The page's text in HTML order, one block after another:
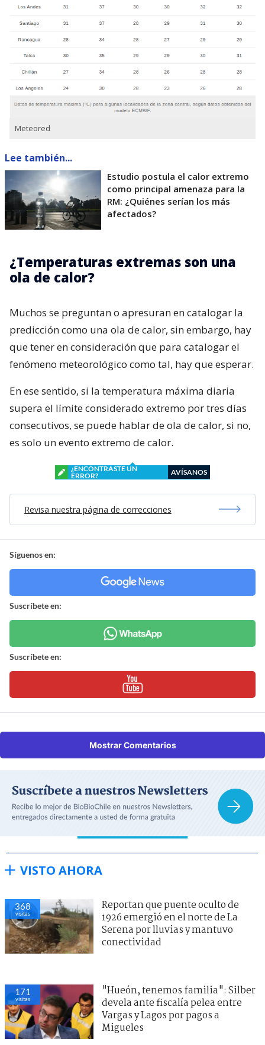
Meteored
Lee también...
Estudio postula el calor extremo
como principal amenaza para la
RM: ¿Quiénes serían los más
afectados?
¿Temperaturas extremas son una
ola de calor?
Muchos se preguntan o apresuran en catalogar la
predicción como una ola de calor, sin embargo, hay
que tener en consideración que para catalogar el
fenómeno meteorológico como tal, hay que esperar.
En ese sentido, si la temperatura máxima diaria
supera el límite considerado extremo por tres días
consecutivos, se puede hablar de ola de calor, si no,
es solo un evento extremo de calor.
¿ENCONTRASTE UN
ERROR?
AVÍSANOS
Revisa nuestra página de correcciones
Síguenos en:
Suscríbete en:
Suscríbete en:
Mostrar Comentarios
VISTO AHORA
368
visitas
Reportan que puente oculto de
1926 emergió en el norte de La
Serena por lluvias y mantuvo
conectividad
171
visitas
"Hueón, tenemos familia": Silber
devela ante fiscalía pelea entre
Vargas y Lagos por pagos a
Migueles